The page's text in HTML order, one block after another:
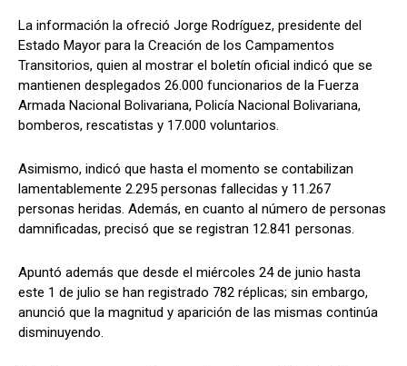
La información la ofreció Jorge Rodríguez, presidente del
Estado Mayor para la Creación de los Campamentos
Transitorios, quien al mostrar el boletín oficial indicó que se
mantienen desplegados 26.000 funcionarios de la Fuerza
Armada Nacional Bolivariana, Policía Nacional Bolivariana,
bomberos, rescatistas y 17.000 voluntarios.
Asimismo, indicó que hasta el momento se contabilizan
lamentablemente 2.295 personas fallecidas y 11.267
personas heridas. Además, en cuanto al número de personas
damnificadas, precisó que se registran 12.841 personas.
Apuntó además que desde el miércoles 24 de junio hasta
este 1 de julio se han registrado 782 réplicas; sin embargo,
anunció que la magnitud y aparición de las mismas continúa
disminuyendo.